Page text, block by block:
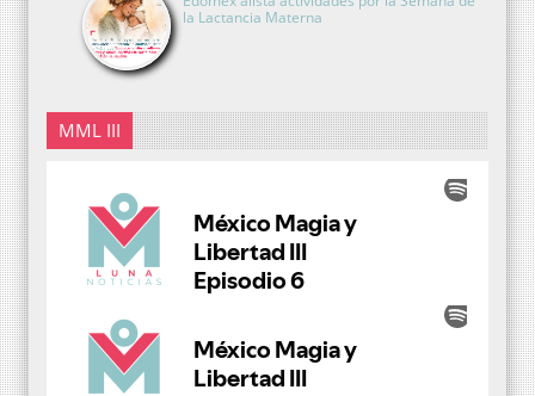
la Lactancia Materna
MML III